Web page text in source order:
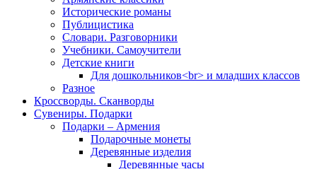
Исторические романы
Публицистика
Словари. Разговорники
Учебники. Самоучители
Детские книги
Для дошкольников<br> и младших классов
Разное
Кроссворды. Сканворды
Сувениры. Подарки
Подарки – Армения
Подарочные монеты
Деревянные изделия
Деревянные часы